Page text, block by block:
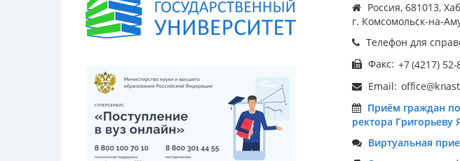
Россия, 681013,
г. Комсомольск-на-
Телефон для
Факс:
Email:
Приём граждан
ректора Григорьеву
Виртуальная